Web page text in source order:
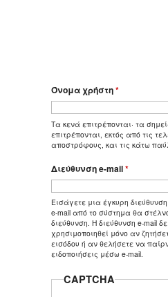
Όνομα χρήστη*
Τα κενά επιτρέπονται· τα
επιτρέπονται, εκτός από τις
αποστρόφους, και τις κάτω
Διεύθυνση e-mail*
Εισάγετε μια έγκυρη
e-mail από το σύστημα θα
διεύθυνση. Η διεύθυνση e-mail
χρησιμοποιηθεί μόνο αν
εισόδου ή αν θελήσετε να
ειδοποιήσεις μέσω e-mail.
CAPTCHA